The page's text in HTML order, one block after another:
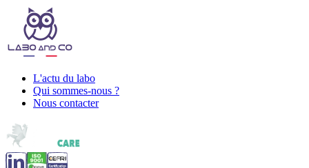
L'actu du labo
Qui sommes-nous ?
Nous contacter